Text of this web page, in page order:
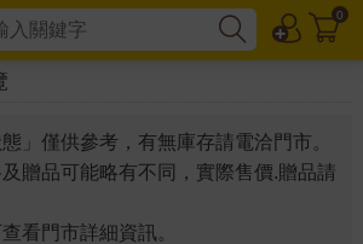
0
」僅供參考，有無庫存請電洽門市。
贈品可能略有不同，實際售價.贈品請
看門市詳細資訊。